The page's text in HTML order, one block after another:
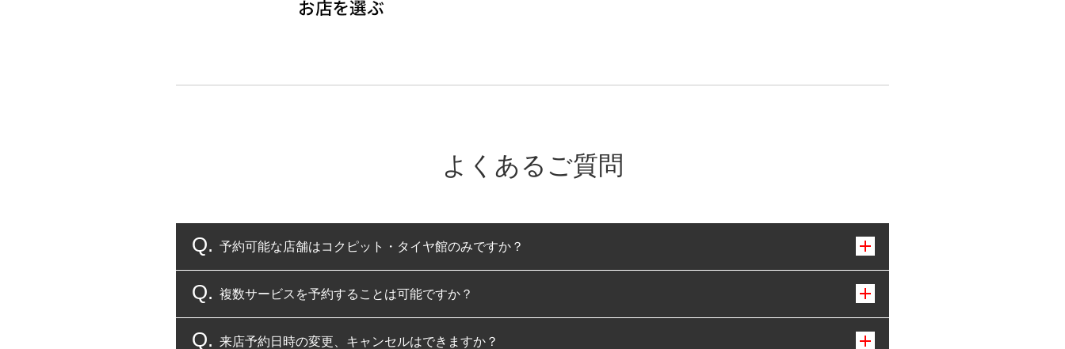
よくあるご質問
予約可能な店舗はコクピット・タイヤ館のみですか？
コクピット・タイヤ館のみとなります。
複数サービスを予約することは可能ですか？
複数サービスのご予約は可能です。
来店予約日時の変更、キャンセルはできますか？